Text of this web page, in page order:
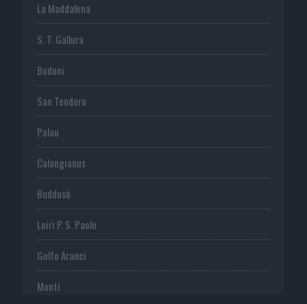
La Maddalena
S. T. Gallura
Budoni
San Teodoro
Palau
Calangianus
Buddusò
Loiri P. S. Paolo
Golfo Aranci
Monti